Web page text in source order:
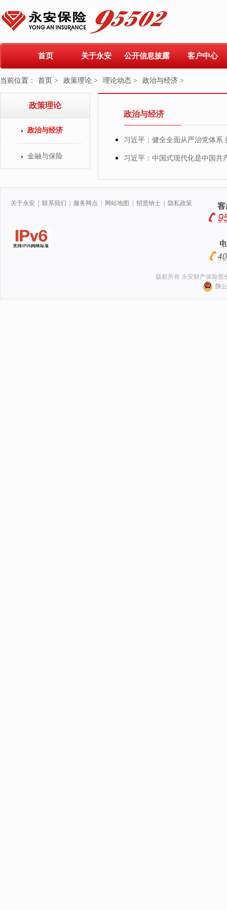
首页 关于永安 公开信息披露 客户中心
当前位置： 首页 > 政策理论 > 理论动态 > 政治与经济 >
政策理论
政治与经济
金融与保险
政治与经济
习近平：健全全面从严治党体系
习近平：中国式现代化是中国共
关于永安 联系我们 服务网点 网站地图 招贤纳士 隐私政策
版权所有 永安财产保险股
陕